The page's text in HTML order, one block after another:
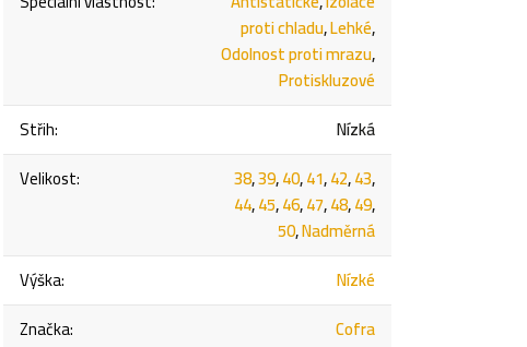
proti chladu,Lehké,
Odolnost proti mrazu,
Protiskluzové
Střih:
Nízká
Velikost: 38,39,40,41,42,43,
44,45,46,47,48,49,
50,Nadměrná
Výška:
Nízké
Značka:
Cofra